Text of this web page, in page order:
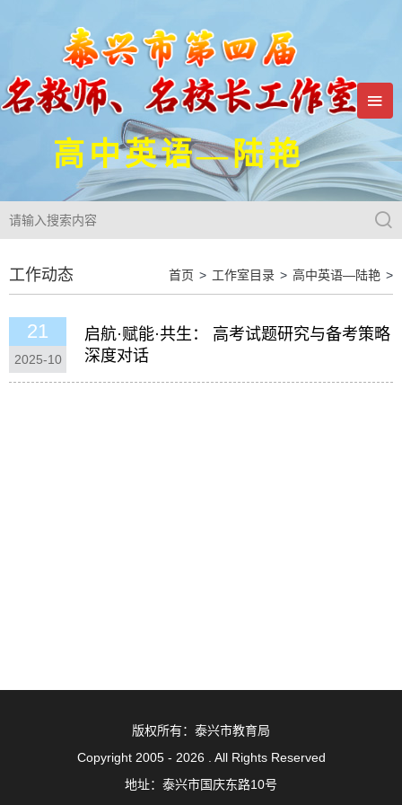
高中英语—陆艳


工作动态 首页 > 工作室目录 > 高中英语—陆艳 >
21
2025-10
启航·赋能·共生： 高考试题研究与备考策略
深度对话
版权所有：泰兴市教育局
Copyright 2005 - 2026 . All Rights Reserved
地址：泰兴市国庆东路10号